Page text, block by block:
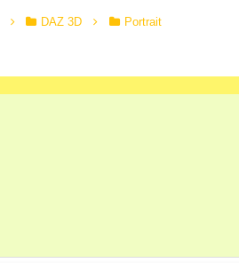
DAZ 3D Portrait